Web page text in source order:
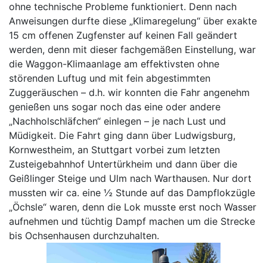
ohne technische Probleme funktioniert. Denn nach
Anweisungen durfte diese „Klimaregelung“ über exakte
15 cm offenen Zugfenster auf keinen Fall geändert
werden, denn mit dieser fachgemäßen Einstellung, war
die Waggon-Klimaanlage am effektivsten ohne
störenden Luftug und mit fein abgestimmten
Zuggeräuschen – d.h. wir konnten die Fahr angenehm
genießen uns sogar noch das eine oder andere
„Nachholschläfchen“ einlegen – je nach Lust und
Müdigkeit. Die Fahrt ging dann über Ludwigsburg,
Kornwestheim, an Stuttgart vorbei zum letzten
Zusteigebahnhof Untertürkheim und dann über die
Geißlinger Steige und Ulm nach Warthausen. Nur dort
mussten wir ca. eine ½ Stunde auf das Dampflokzügle
„Öchsle“ waren, denn die Lok musste erst noch Wasser
aufnehmen und tüchtig Dampf machen um die Strecke
bis Ochsenhausen durchzuhalten.